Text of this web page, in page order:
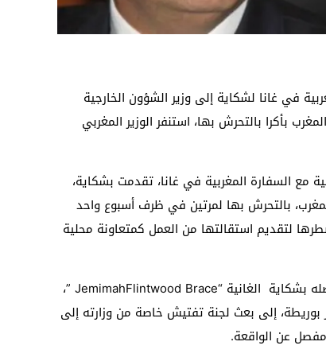
في غانا لشكاية إلى وزير الشؤون الخارجية
بأكرا بالتحرش بها، استنفر الوزير المغربي
السفارة المغربية في غانا، تقدمت بشكاية،
بالتحرش بها لمرتين في ظرف أسبوع واحد
لتقديم استقالتها من العمل كمتعاونة محلية
وحسب ذات المصادر، فإنه وبعد ثلاثة أيام من توصله بشكاية الغانية “JemimahFlintwood Brace ”،
بوريطة، إلى بعث لجنة تفتيش خاصة من وزارته إلى
عن الواقعة.